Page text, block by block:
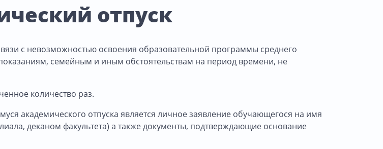
отпуск
с невозможностью освоения образовательной программы среднего
семейным и иным обстоятельствам на период времени, не
количество раз.
академического отпуска является личное заявление обучающегося на имя
деканом факультета) а также документы, подтверждающие основание